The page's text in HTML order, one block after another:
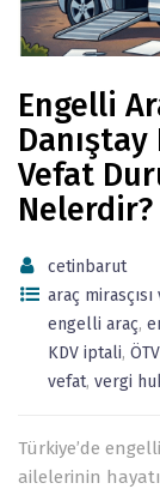
Engelli
Danıştay
Vefat
Nelerdir?
cetinbarut
araç
engelli araç,
KDV iptali,
vefat, vergi
Türkiye’de
ailelerinin